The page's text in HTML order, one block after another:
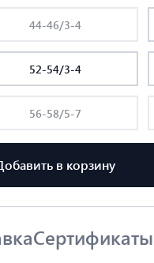
44-46/3-4
52-54/3-4
56-58/5-7
в корзину
Сертификаты